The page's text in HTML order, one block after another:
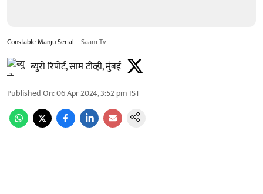
Constable Manju Serial Saam Tv
ब्युरो रिपोर्ट, साम टीव्ही, मुंबई
Published On:06 Apr 2024, 3:52 pm IST